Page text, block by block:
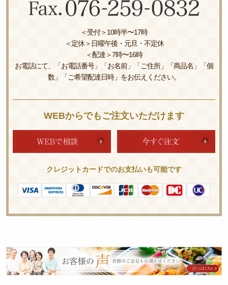
＜受付＞10時半〜17時
＜定休＞日曜午後・元旦・不定休
＜配達＞7時〜16時
お電話にて、「お電話番号」「お名前」「ご住所」「商品名」「個
数」「ご希望配達日時」をお伝えください。
WEBからでもご注文いただけます
クレジットカードでのお支払いも可能です
皆
様
の